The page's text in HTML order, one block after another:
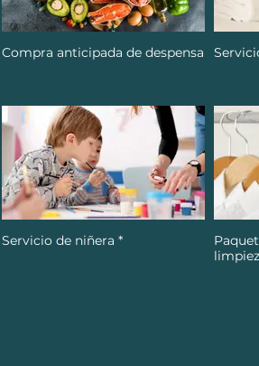
Compra anticipada de despensa
Servicio de niñera *